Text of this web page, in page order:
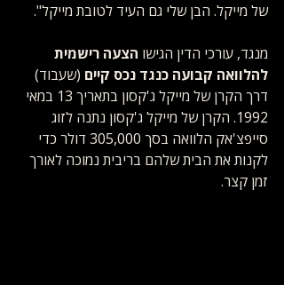
של מייקל. הבן שלי גם העיד לטובת מייקל".
מנגד, עורכי הדין הגישו הצעה רישמית
להלוואה קבועה כנגד נכס קיים (שעבוד)
דרך הקרן של מייקל ג'קסון בתאריך 13 במאי
1992. הקרן של מייקל ג'קסון נתנה לזוג
סייפצ'אק הלוואה בסך 305,000 דולר כדי
לקנות את הבית שלהם בריבית נמוכה לאורך
זמן קצר.